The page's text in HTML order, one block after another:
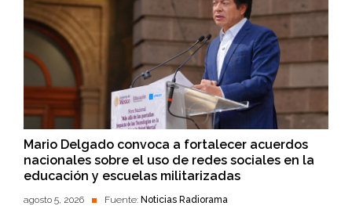
Mario Delgado convoca a fortalecer acuerdos
nacionales sobre el uso de redes sociales en la
educación y escuelas militarizadas
agosto 5, 2026 Fuente: Noticias Radiorama